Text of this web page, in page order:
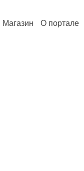
Магазин О портале